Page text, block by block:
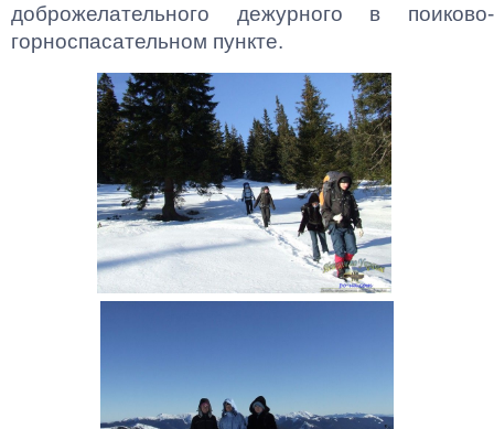
доброжелательного дежурного в поиково-
горноспасательном пункте.